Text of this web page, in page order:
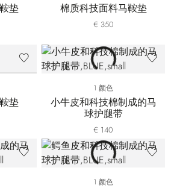
垫 棉质科技面料马鞍垫
€ 350
垫
1 颜色
小牛皮和科技棉制成的马
球护腿带
€ 140
1 颜色